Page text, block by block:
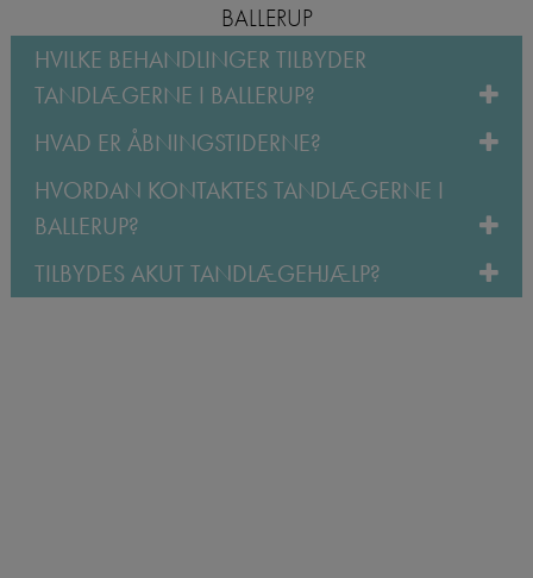
BALLERUP
HVILKE BEHANDLINGER TILBYDER
TANDLÆGERNE I BALLERUP?
HVAD ER ÅBNINGSTIDERNE?
HVORDAN KONTAKTES TANDLÆGERNE I
BALLERUP?
TILBYDES AKUT TANDLÆGEHJÆLP?